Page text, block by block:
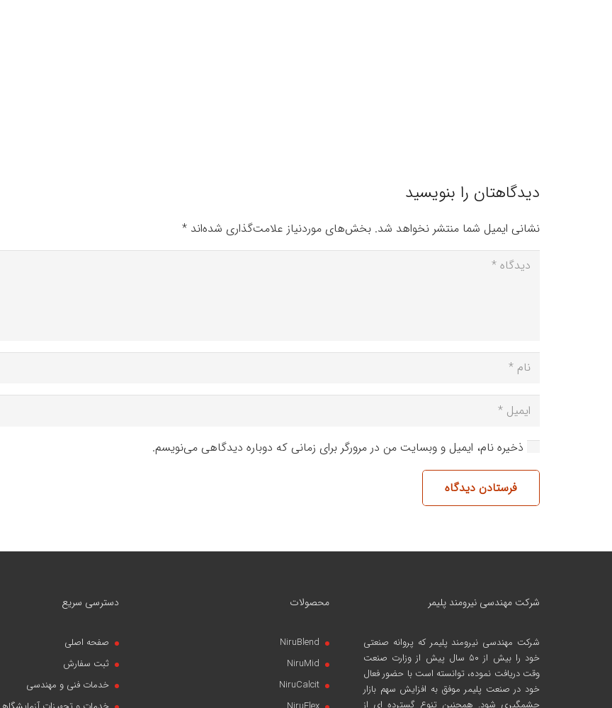
دیدگاهتان را بنویسید
نشانی ایمیل شما منتشر نخواهد شد. بخش‌های موردنیاز علامت‌گذاری شده‌اند *
ذخیره نام، ایمیل و وبسایت من در مرورگر برای زمانی که دوباره دیدگاهی می‌نویسم.
فرستادن دیدگاه
شرکت مهندسی نیرومند پلیمر
شرکت مهندسی نیرومند پلیمرکه پروانه صنعتی
خود را بیش از ۵۰ سال پیش از وزارت صنعت
وقت دریافت نموده، توانسته است با حضور فعال
خود در صنعت پلیمر موفق به افزایش سهم بازار
چشمگیری شود. همچنین تنوع گسترده ای از
محصولات
NiruBlend
NiruMid
NiruCalcit
دسترسی سریع
صفحه اصلی
ثبت سفارش
خدمات فنی و مهندسی